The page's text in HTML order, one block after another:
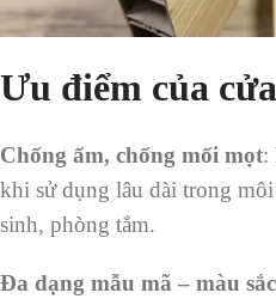
Ưu điểm của
Chống ẩm, chống mối mọt:
khi sử dụng lâu dài trong
sinh, phòng tắm.
Đa dạng mẫu mã – màu sắc